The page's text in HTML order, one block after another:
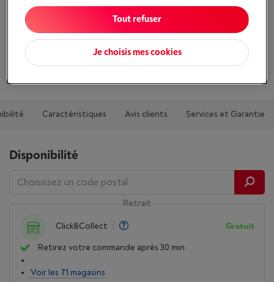
Atouts
Type: Switch Ethernet
Afficher toutes les caractéristiques
Caractéristiques Avis clients Services et Garantie
Disponibilité
Retrait
Click&Collect : Gratuit
Retirez votre commande après 30 min
Voir les 71 magasins
Je choisis mes cookies
Tout refuser